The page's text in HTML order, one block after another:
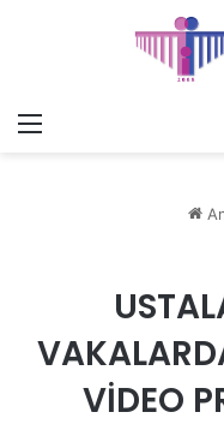
Menü
VİDEO